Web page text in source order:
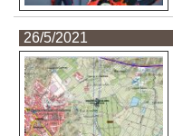
26/5/2021